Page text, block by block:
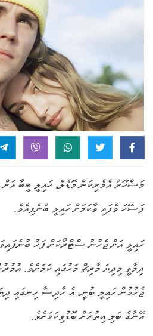
މަޝްހޫރު އެމެރިކަން މޮޑެލް، ހައިލީ ބީބާ
ފަސޭހަ ވެފައި ވާކަމަށް ހައިލީ ބުނެފިއެވެ.
ހައިލީ އަށް ޖެހުނު ސްޓްރޯކަށް ފަހު
ޖެހުމުން ހައިލީ ބުނީ، އެ ހާދިސާ ހިނގައި
އޭނާގެ ބަލި އިތުރަށް ބޮޑުވިކަމަށެވެ.